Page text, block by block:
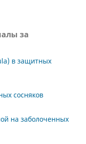
за
в защитных
сосняков
на заболоченных